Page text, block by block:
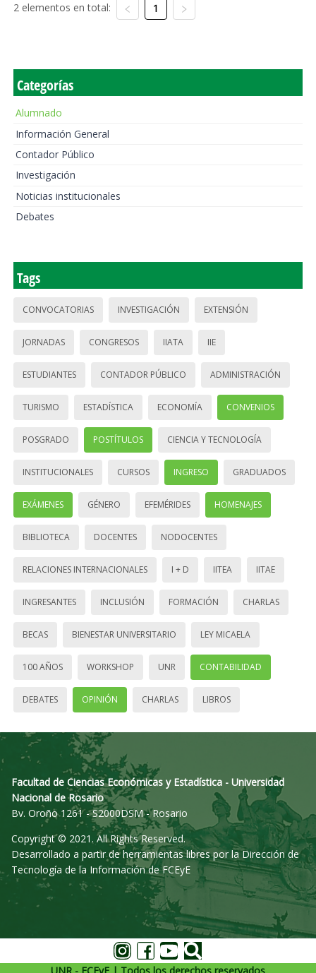
2 elementos en total: 1
Categorías
Alumnado
Información General
Contador Público
Investigación
Noticias institucionales
Debates
Tags
CONVOCATORIAS INVESTIGACIÓN EXTENSIÓN
JORNADAS CONGRESOS IIATA IIE
ESTUDIANTES CONTADOR PÚBLICO ADMINISTRACIÓN
TURISMO ESTADÍSTICA ECONOMÍA CONVENIOS
POSGRADO POSTÍTULOS CIENCIA Y TECNOLOGÍA
INSTITUCIONALES CURSOS INGRESO GRADUADOS
EXÁMENES GÉNERO EFEMÉRIDES HOMENAJES
BIBLIOTECA DOCENTES NODOCENTES
RELACIONES INTERNACIONALES I + D IITEA IITAE
INGRESANTES INCLUSIÓN FORMACIÓN CHARLAS
BECAS BIENESTAR UNIVERSITARIO LEY MICAELA
100 AÑOS WORKSHOP UNR CONTABILIDAD
DEBATES OPINIÓN CHARLAS LIBROS
Facultad de Ciencias Económicas y Estadística - Universidad
Nacional de Rosario
Bv. Oroño 1261 - S2000DSM - Rosario
Copyright © 2021. All Rights Reserved.
Desarrollado a partir de herramientas libres por la Dirección de
Tecnología de la Información de FCEyE